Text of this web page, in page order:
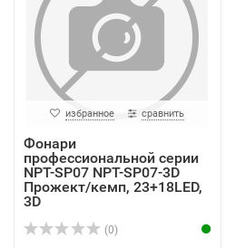
избранное сравнить
Фонари
профессиональной серии
NPT-SP07 NPT-SP07-3D
Прожект/кемп, 23+18LED,
3D
(0)